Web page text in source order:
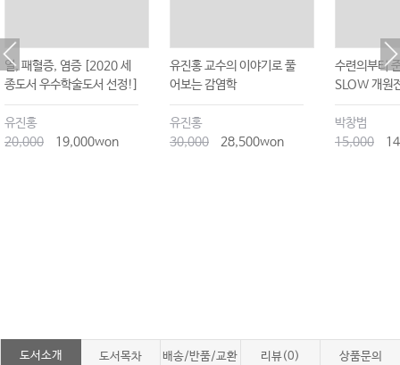
열, 패혈증, 염증 [2020 세
종도서 우수학술도서 선정!]
유진홍
20,000
19,000won
유진홍 교수의 이야기로 풀
어보는 감염학
유진홍
30,000
28,500won
수련의부터
SLOW 개원
박창범
15,000
도서소개 도서목차 배송/반품/교환 리뷰(0) 상품문의